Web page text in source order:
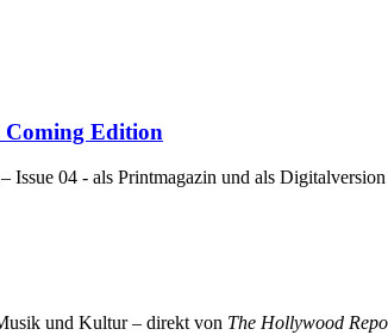
Coming Edition
Issue 04 - als Printmagazin und als
und Kultur – direkt von The Hollywood